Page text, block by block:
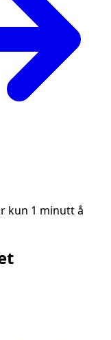
kun 1 minutt å